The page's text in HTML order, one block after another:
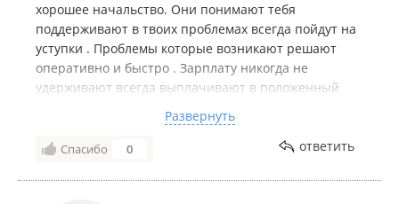
хорошее начальство. Они понимают тебя
поддерживают в твоих проблемах всегда пойдут на
уступки . Проблемы которые возникают решают
оперативно и быстро . Зарплату никогда не
удерживают всегда выплачивают в положенный
попал в трудную ситуацию они оставят тебя в беде.
Спасибо нашему начальству за их отзывчивость ,
Посейдония 🙂😊☺️
Развернуть
Спасибо 0 ответить